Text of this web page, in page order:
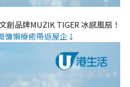
創品牌MUZIK TIGER 冰感風扇！
慵懶療癒帶返屋企↓